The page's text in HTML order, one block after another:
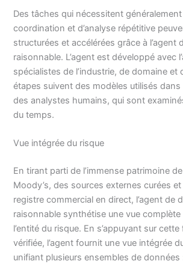
Des tâches qui nécessitent
coordination et d’analyse répétitive
structurées et accélérées grâce à l’agent
raisonnable. L’agent est développé avec
spécialistes de l’industrie, de domaine et
étapes suivent des modèles utilisés
des analystes humains, qui sont
du temps.
Vue intégrée du risque
En tirant parti de l’immense patrimoine
Moody’s, des sources externes curées
registre commercial en direct, l’agent de
raisonnable synthétise une vue
l’entité du risque. En s’appuyant sur
vérifiée, l’agent fournit une vue intégrée
unifiant plusieurs ensembles de données